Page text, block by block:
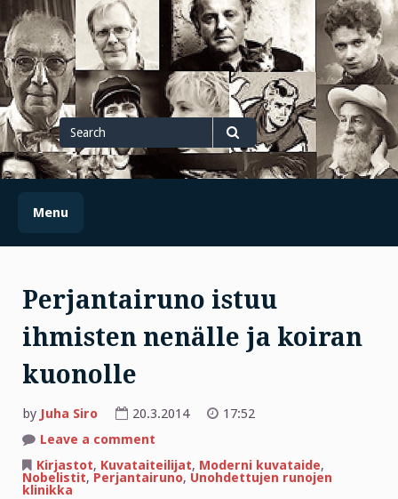
Skip
to
content
Search
for
Search
Menu
Perjantairuno istuu
ihmisten nenälle ja koiran
kuonolle
by Juha Siro 20.3.2014
17:52
Leave a comment
istuu
ihmisten
nenälle
Kirjastot, Kuvataiteilijat, Moderni kuvataide,
Nobelistit, Perjantairuno, Unohdettujen runojen
klinikka